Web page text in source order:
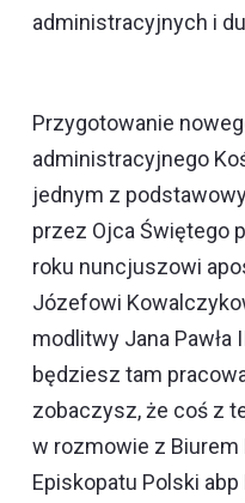
administracyjnych i
Przygotowanie
administracyjnego
jednym z
przez Ojca Świętego
roku nuncjuszowi
Józefowi
modlitwy Jana Pawła
będziesz tam
zobaczysz, że coś z
w rozmowie z
Episkopatu Polski abp